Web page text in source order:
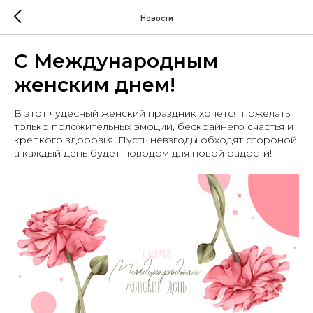
Новости
С Международным
женским днем!
В этот чудесный женский праздник хочется пожелать
только положительных эмоций, бескрайнего счастья и
крепкого здоровья. Пусть невзгоды обходят стороной,
а каждый день будет поводом для новой радости!